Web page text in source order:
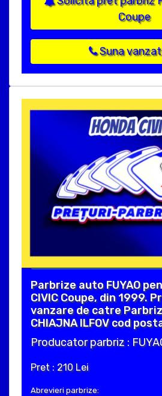
Coupe
Suna
Parbrize auto FUYAO
CIVIC Coupe, din 1999.
vanzare de catre
CHIAJNA ILFOV cod
Producator parbriz :
Pret : 210 Lei
Abrevieri parbrize: